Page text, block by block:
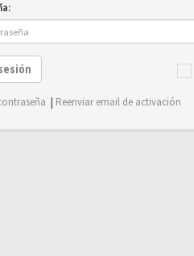
| Reenviar email de activación